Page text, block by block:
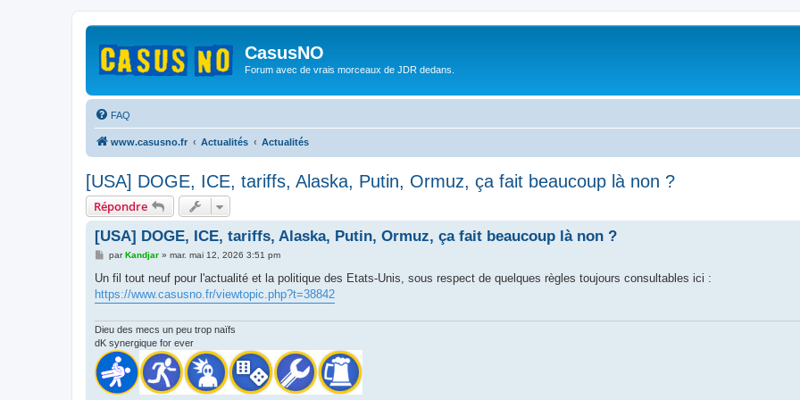
CasusNO
Forum avec de vrais morceaux de JDR dedans.
FAQ
www.casusno.fr Actualités Actualités
[USA] DOGE, ICE, tariffs, Alaska, Putin, Ormuz, ça fait beaucoup là non ?
Répondre
[USA] DOGE, ICE, tariffs, Alaska, Putin, Ormuz, ça fait beaucoup là non ?
M
s
a
parKandjar» mar. mai 12, 2026 3:51 pm
Un fil tout neuf pour l'actualité et la politique des Etats-Unis, sous respect de quelques règles toujours consultables ici :
https://www.casusno.fr/viewtopic.php?t=38842
Dieu des mecs un peu trop naïfs
dK synergique for ever